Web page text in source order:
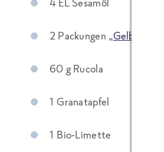
4 EL Sesamöl
2 Packungen „Gelbe
60 g Rucola
1 Granatapfel
1 Bio-Limette